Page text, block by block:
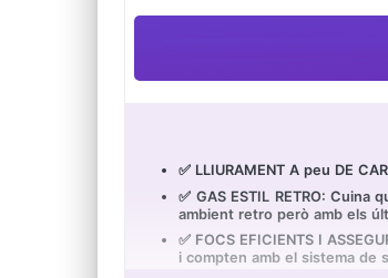
✅ LLIURAMENT A peu DE
✅ GAS ESTIL RETRO:
ambient retro però amb els
✅ FOCS EFICIENTS I
i compten amb el sistema de